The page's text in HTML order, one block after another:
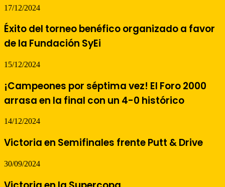
17/12/2024
Éxito del torneo benéfico organizado a favor
de la Fundación SyEi
15/12/2024
¡Campeones por séptima vez! El Foro 2000
arrasa en la final con un 4-0 histórico
14/12/2024
Victoria en Semifinales frente Putt & Drive
30/09/2024